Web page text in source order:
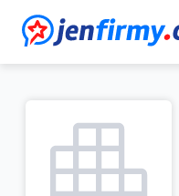
JenFirmy.cz